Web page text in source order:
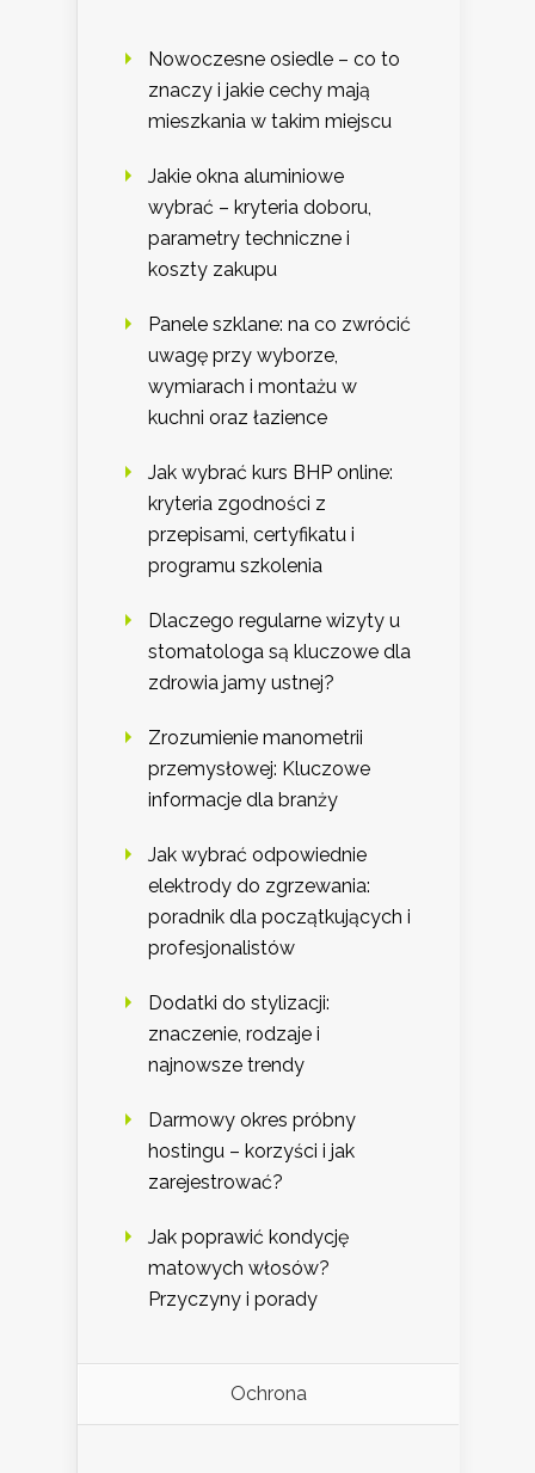
Nowoczesne osiedle – co to
znaczy i jakie cechy mają
mieszkania w takim miejscu
Jakie okna aluminiowe
wybrać – kryteria doboru,
parametry techniczne i
koszty zakupu
Panele szklane: na co zwrócić
uwagę przy wyborze,
wymiarach i montażu w
kuchni oraz łazience
Jak wybrać kurs BHP online:
kryteria zgodności z
przepisami, certyfikatu i
programu szkolenia
Dlaczego regularne wizyty u
stomatologa są kluczowe dla
zdrowia jamy ustnej?
Zrozumienie manometrii
przemysłowej: Kluczowe
informacje dla branży
Jak wybrać odpowiednie
elektrody do zgrzewania:
poradnik dla początkujących i
profesjonalistów
Dodatki do stylizacji:
znaczenie, rodzaje i
najnowsze trendy
Darmowy okres próbny
hostingu – korzyści i jak
zarejestrować?
Jak poprawić kondycję
matowych włosów?
Przyczyny i porady
Ochrona